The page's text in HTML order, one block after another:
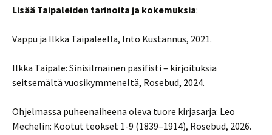
Lisää Taipaleiden tarinoita ja kokemuksia:
Vappu ja Ilkka Taipaleella, Into Kustannus, 2021.
Ilkka Taipale: Sinisilmäinen pasifisti – kirjoituksia
seitsemältä vuosikymmeneltä, Rosebud, 2024.
Ohjelmassa puheenaiheena oleva tuore kirjasarja: Leo
Mechelin: Kootut teokset 1-9 (1839–1914), Rosebud, 2026.